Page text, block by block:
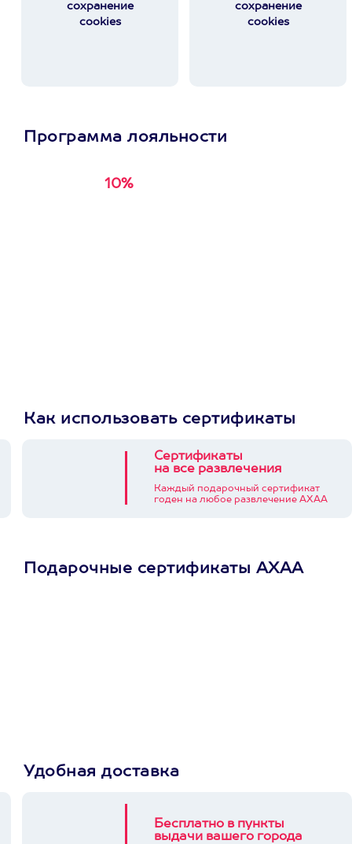
сохранение
cookies
сохранение
cookies
Программа лояльности
10%
Как использовать сертификаты
Сертификаты
на все развлечения
Каждый подарочный сертификат
годен на любое развлечение АХАА
Подарочные сертификаты АХАА
Удобная доставка
Бесплатно в пункты
выдачи вашего города